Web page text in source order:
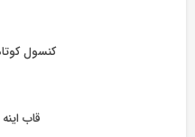
کنسول
قاب